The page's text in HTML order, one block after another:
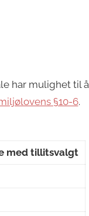
har mulighet til å
§10-6.
med tillitsvalgt